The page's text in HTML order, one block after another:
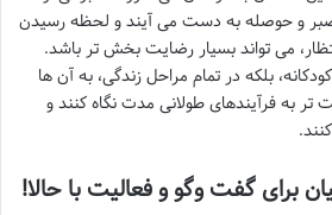
صبر و حوصله به دست می آیند و لحظه رسیدن
می تواند بسیار رضایت بخش تر باشد.
بلکه در تمام مراحل زندگی، به آن ها
به فرآیندهای طولانی مدت نگاه کنند و
برای گفت وگو و فعالیت با حالا!